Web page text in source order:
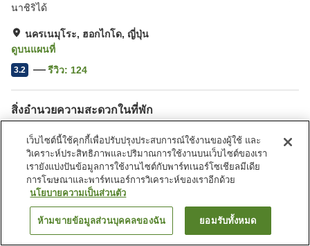
นาชิริได้
นครเนมุโระ, ฮอกไกโด, ญี่ปุ่น
ดูบนแผนที่
3.2 รีวิว: 124
สิ่งอำนวยความสะดวกในที่พัก
ตู้จำหน่ายอัตโนมัติ
ร้านค้า
หน้าแรก ญี่ปุ่น ฮอกไกโด นครเนมุโระ Nemuro Grand Hotel
ค้นหาห้องพัก
เว็บไซต์นี้ใช้คุกกี้เพื่อปรับปรุงประสบการณ์ใช้งานของผู้ใช้ และ
วิเคราะห์ประสิทธิภาพและปริมาณการใช้งานบนเว็บไซต์ของเรา
เรายังแบ่งปันข้อมูลการใช้งานไซต์กับพาร์ทเนอร์โซเชียลมีเดีย
การโฆษณาและพาร์ทเนอร์การวิเคราะห์ของเราอีกด้วย
นโยบายความเป็นส่วนตัว
ห้ามขายข้อมูลส่วนบุคคลของฉัน ยอมรับทั้งหมด